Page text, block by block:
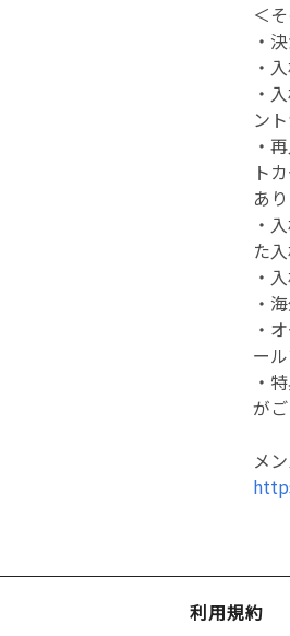
＜
・
・
・
ン
・
ト
あり
・
た
・
・
・
ー
・
がご
メ
利用規約